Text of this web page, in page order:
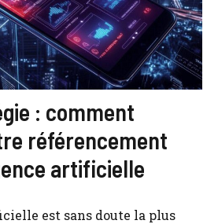
: comment
référencement
artificielle
est sans doute la plus